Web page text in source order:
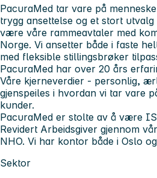
PacuraMed tar vare på
trygg ansettelse og et stort
være våre rammeavtaler med
Norge. Vi ansetter både i faste
med fleksible stillingsbrøker
PacuraMed har over 20 års
Våre kjerneverdier - personlig,
gjenspeiles i hvordan vi tar vare
kunder.
PacuraMed er stolte av å være
Revidert Arbeidsgiver gjennom
NHO. Vi har kontor både i Oslo
Sektor